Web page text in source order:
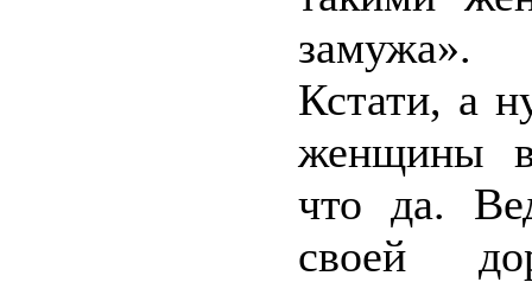
замужа».
Кстати, а
женщины
что да.
своей